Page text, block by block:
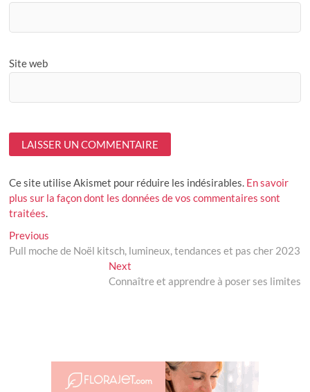
Site web
Ce site utilise Akismet pour réduire les indésirables. En savoir
plus sur la façon dont les données de vos commentaires sont
traitées.
Navigation
de
Previous
post:
Pull moche de Noël kitsch, lumineux, tendances et pas cher 2023
NextNext
post:
Connaître et apprendre à poser ses limites